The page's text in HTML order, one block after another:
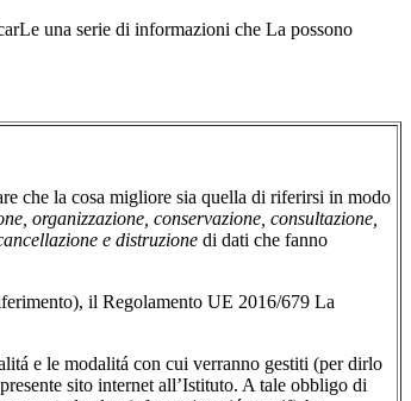
una serie di informazioni che La possono
che la cosa migliore sia quella di riferirsi in modo
organizzazione, conservazione, consultazione,
e distruzione di dati che fanno
il Regolamento UE 2016/679 La
e le modalitá con cui verranno gestiti (per dirlo
sito internet all’Istituto. A tale obbligo di